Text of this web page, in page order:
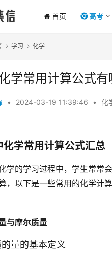
首页 高考
学习 化学
学常用计算公式有
• 2024-03-19 11:39:46 • 化
化学常用计算公式汇总
学的学习过程中，学生常常
，以下是一些常用的化学计
与摩尔质量
的量的基本定义